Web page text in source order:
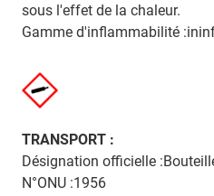
sous l'effet de la chaleur.
Gamme d'inflammabilité
TRANSPORT :
Désignation officielle
N°ONU :1956